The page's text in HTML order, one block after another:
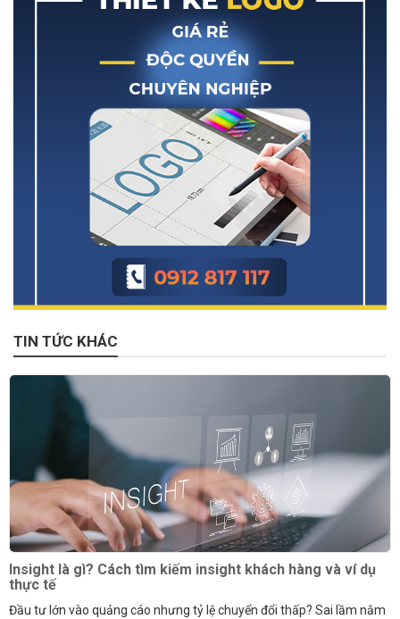
TIN TỨC KHÁC
Insight là gì? Cách tìm kiếm insight khách hàng và ví dụ
thực tế
Đầu tư lớn vào quảng cáo nhưng tỷ lệ chuyển đổi thấp? Sai lầm nằm